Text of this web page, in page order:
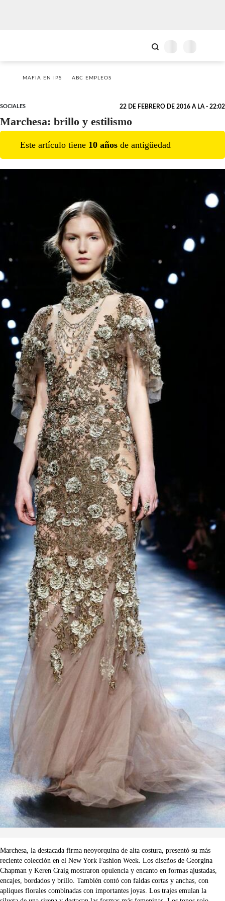
MAFIA EN IPS ABC EMPLEOS
SOCIALES 22 DE FEBRERO DE 2016 A LA - 22:02
Marchesa: brillo y estilismo
Este artículo tiene 10 años de antigüedad
Marchesa, la destacada firma neoyorquina de alta costura, presentó su más
reciente colección en el New York Fashion Week. Los diseños de Georgina
Chapman y Keren Craig mostraron opulencia y encanto en formas ajustadas,
encajes, bordados y brillo. También contó con faldas cortas y anchas, con
apliques florales combinadas con importantes joyas. Los trajes emulan la